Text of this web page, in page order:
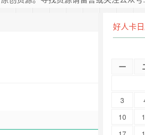
好人卡
一
3
10